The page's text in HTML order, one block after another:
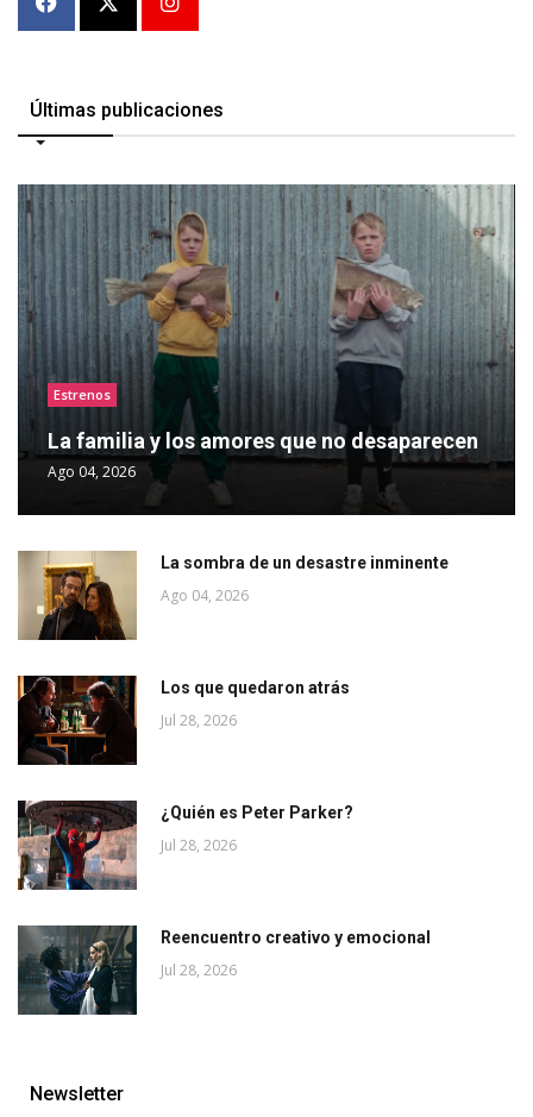
Últimas publicaciones
Estrenos
La familia y los amores que no desaparecen
Ago 04, 2026
La sombra de un desastre inminente
Ago 04, 2026
Los que quedaron atrás
Jul 28, 2026
¿Quién es Peter Parker?
Jul 28, 2026
Reencuentro creativo y emocional
Jul 28, 2026
Newsletter